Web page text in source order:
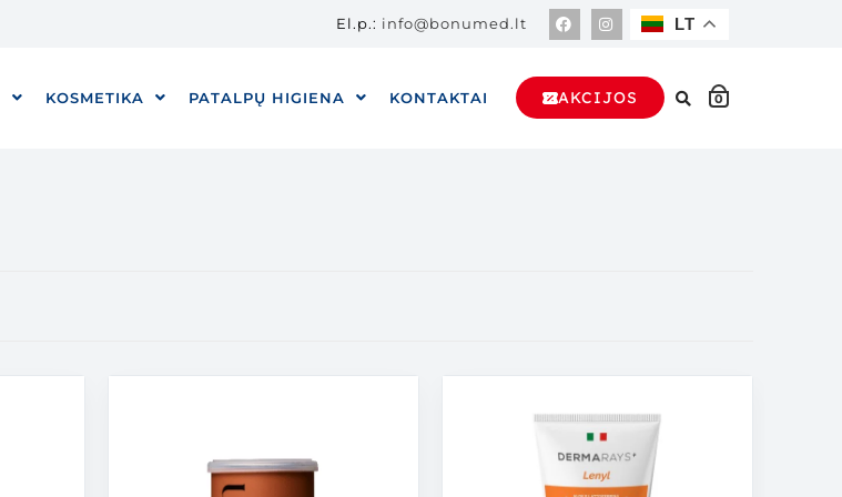
El.p.: info@bonumed.lt LT
KOSMETIKA PATALPŲ HIGIENA KONTAKTAI AKCIJOS 0